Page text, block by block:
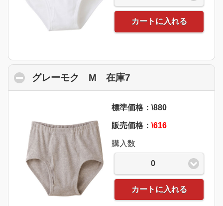
カートに入れる
グレーモク M 在庫7
標準価格：\880
販売価格： \616
購入数
0
カートに入れる